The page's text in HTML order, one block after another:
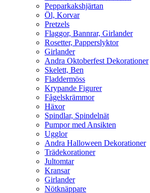
Pepparkakshjärtan
Öl, Korvar
Pretzels
Flaggor, Bannrar, Girlander
Rosetter, Papperslyktor
Girlander
Andra Oktoberfest Dekorationer
Skelett, Ben
Fladdermöss
Krypande Figurer
Fågelskrämmor
Häxor
Spindlar, Spindelnät
Pumpor med Ansikten
Ugglor
Andra Halloween Dekorationer
Trädekorationer
Jultomtar
Kransar
Girlander
Nötknäppare